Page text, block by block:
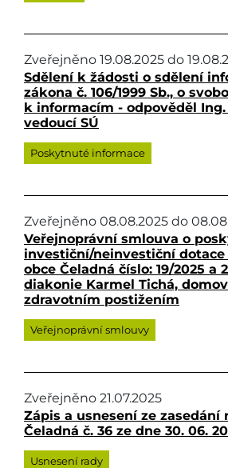
Zveřejněno 19.08.2025 do
Sdělení k žádosti o sdělení
zákona č. 106/1999 Sb., o
k informacím - odpověděl
vedoucí SÚ
Poskytnuté informace
Zveřejněno 08.08.2025 do
Veřejnoprávní smlouva o
investiční/neinvestiční dotace
obce Čeladná číslo: 19/2025 a
diakonie Karmel Tichá,
zdravotním postižením
Veřejnoprávní smlouvy
Zveřejněno 21.07.2025
Zápis a usnesení ze zasedání
Čeladná č. 36 ze dne 30. 06.
Usnesení rady